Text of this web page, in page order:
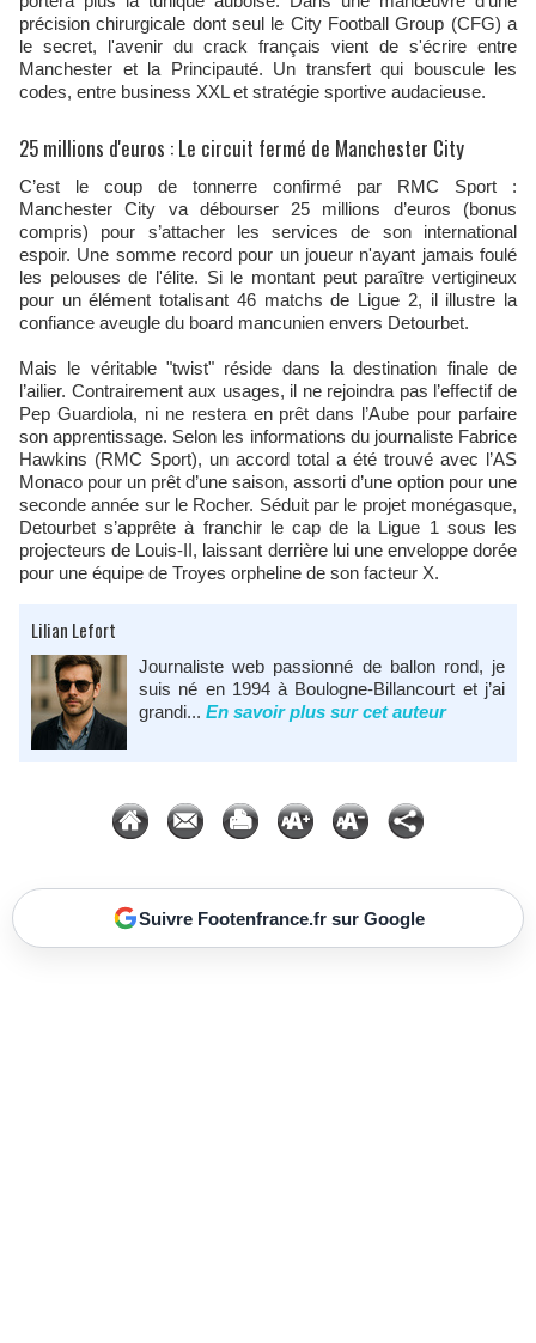
précision chirurgicale dont seul le City Football Group (CFG) a
le secret, l'avenir du crack français vient de s'écrire entre
Manchester et la Principauté. Un transfert qui bouscule les
codes, entre business XXL et stratégie sportive audacieuse.
25 millions d'euros : Le circuit fermé de Manchester City
C’est le coup de tonnerre confirmé par RMC Sport :
Manchester City va débourser 25 millions d’euros (bonus
compris) pour s’attacher les services de son international
espoir. Une somme record pour un joueur n'ayant jamais foulé
les pelouses de l'élite. Si le montant peut paraître vertigineux
pour un élément totalisant 46 matchs de Ligue 2, il illustre la
confiance aveugle du board mancunien envers Detourbet.
Mais le véritable "twist" réside dans la destination finale de
l’ailier. Contrairement aux usages, il ne rejoindra pas l’effectif de
Pep Guardiola, ni ne restera en prêt dans l’Aube pour parfaire
son apprentissage. Selon les informations du journaliste Fabrice
Hawkins (RMC Sport), un accord total a été trouvé avec l’AS
Monaco pour un prêt d’une saison, assorti d’une option pour une
seconde année sur le Rocher. Séduit par le projet monégasque,
Detourbet s’apprête à franchir le cap de la Ligue 1 sous les
projecteurs de Louis-II, laissant derrière lui une enveloppe dorée
pour une équipe de Troyes orpheline de son facteur X.
Lilian Lefort
Journaliste web passionné de ballon rond, je
suis né en 1994 à Boulogne-Billancourt et j’ai
grandi... En savoir plus sur cet auteur
Suivre Footenfrance.fr sur Google